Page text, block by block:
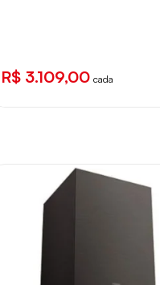
R$ 3.109,00 cada